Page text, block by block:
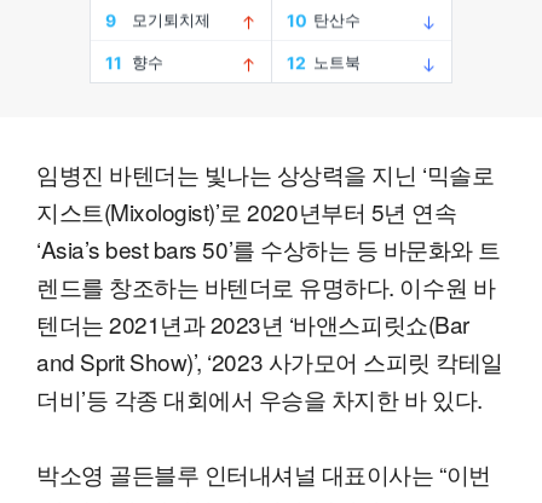
임병진 바텐더는 빛나는 상상력을 지닌 ‘믹솔로
지스트(Mixologist)’로 2020년부터 5년 연속
‘Asia’s best bars 50’를 수상하는 등 바문화와 트
렌드를 창조하는 바텐더로 유명하다. 이수원 바
텐더는 2021년과 2023년 ‘바앤스피릿쇼(Bar
and Sprit Show)’, ‘2023 사가모어 스피릿 칵테일
더비’등 각종 대회에서 우승을 차지한 바 있다.
박소영 골든블루 인터내셔널 대표이사는 “이번